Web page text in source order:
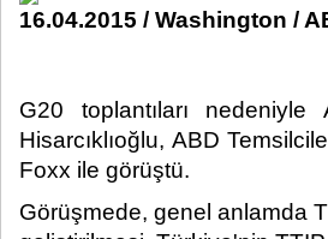
16.04.2015 / Washington /
G20 toplantıları
Hisarcıklıoğlu, ABD
Foxx ile görüştü.​
Görüşmede, genel anlamda